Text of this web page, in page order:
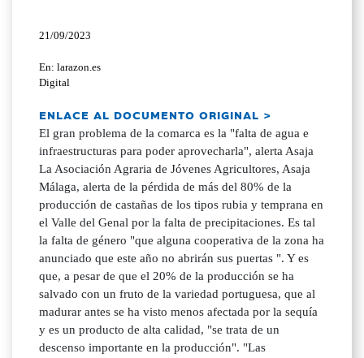
21/09/2023
En: larazon.es
Digital
ENLACE AL DOCUMENTO ORIGINAL >
El gran problema de la comarca es la "falta de agua e
infraestructuras para poder aprovecharla", alerta Asaja
La Asociación Agraria de Jóvenes Agricultores, Asaja
Málaga, alerta de la pérdida de más del 80% de la
producción de castañas de los tipos rubia y temprana en
el Valle del Genal por la falta de precipitaciones. Es tal
la falta de género "que alguna cooperativa de la zona ha
anunciado que este año no abrirán sus puertas ". Y es
que, a pesar de que el 20% de la producción se ha
salvado con un fruto de la variedad portuguesa, que al
madurar antes se ha visto menos afectada por la sequía
y es un producto de alta calidad, "se trata de un
descenso importante en la producción". "Las